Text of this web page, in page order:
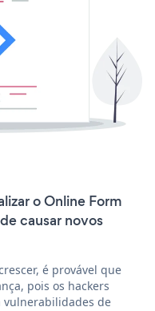
o Online Form
causar novos
é provável que
pois os hackers
vulnerabilidades de